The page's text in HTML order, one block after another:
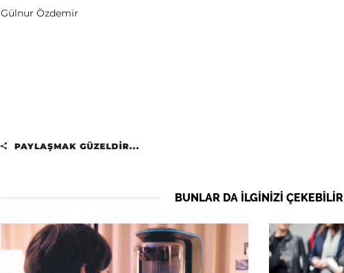
Gülnur Özdemir
PAYLAŞMAK GÜZELDIR...
BUNLAR DA ILGINIZI ÇEKEBILIR